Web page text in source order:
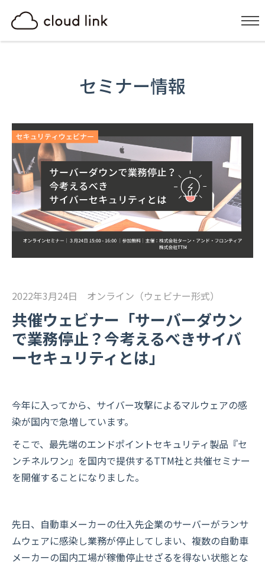
セミナー情報
2022年3月24日 オンライン（ウェビナー形式）
共催ウェビナー「サーバーダウン
で業務停止？今考えるべきサイバ
ーセキュリティとは」
今年に入ってから、サイバー攻撃によるマルウェアの感
染が国内で急増しています。
そこで、最先端のエンドポイントセキュリティ製品『セ
ンチネルワン』を国内で提供するTTM社と共催セミナー
を開催することになりました。
先日、自動車メーカーの仕入先企業のサーバーがランサ
ムウェアに感染し業務が停止してしまい、複数の自動車
メーカーの国内工場が稼働停止せざるを得ない状態とな